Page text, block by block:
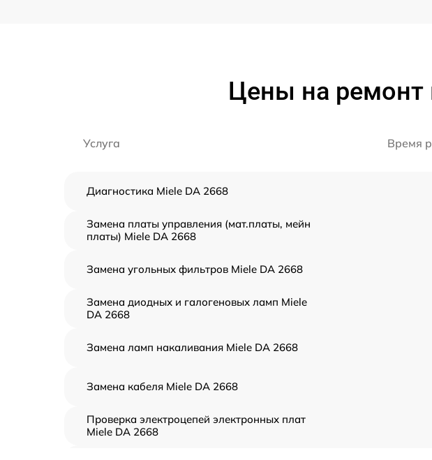
Цены на ремонт
Услуга Время
Диагностика Miele DA 2668
Замена платы управления (мат.платы, мейн
платы) Miele DA 2668
Замена угольных фильтров Miele DA 2668
Замена диодных и галогеновых ламп Miele
DA 2668
Замена ламп накаливания Miele DA 2668
Замена кабеля Miele DA 2668
Проверка электроцепей электронных плат
Miele DA 2668